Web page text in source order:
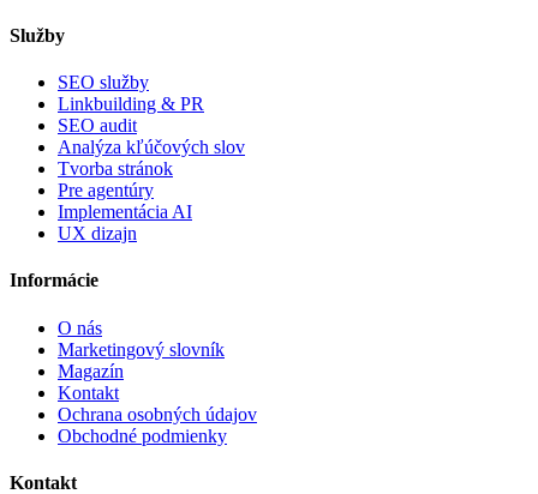
Služby
SEO služby
Linkbuilding & PR
SEO audit
Analýza kľúčových slov
Tvorba stránok
Pre agentúry
Implementácia AI
UX dizajn
Informácie
O nás
Marketingový slovník
Magazín
Kontakt
Ochrana osobných údajov
Obchodné podmienky
Kontakt